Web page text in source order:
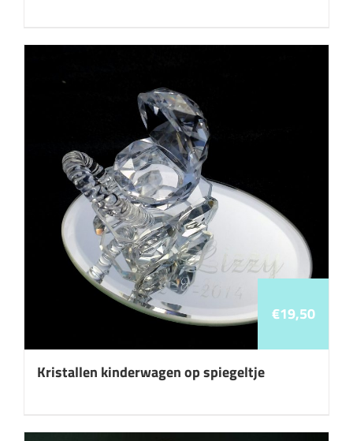
Kristallen kinderwagen op spiegeltje
€19,50